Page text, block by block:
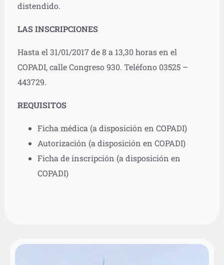
distendido.
LAS INSCRIPCIONES
Hasta el 31/01/2017 de 8 a 13,30 horas en el
COPADI, calle Congreso 930. Teléfono 03525 –
443729.
REQUISITOS
Ficha médica (a disposición en COPADI)
Autorización (a disposición en COPADI)
Ficha de inscripción (a disposición en
COPADI)